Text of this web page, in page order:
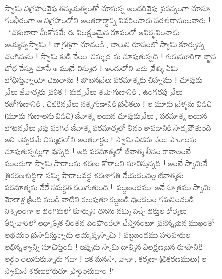
స్వామి విగ్రహంవైపు తన్మయత్వంతో చూస్తున్న అందరివైపు ప్రసన్నంగా చూస్తూ
గంభీరంగా ఆ విగ్రహంలోని అంతరార్థాన్ని వివరించారు పరశురాములవారు !
‘‘భక్తులారా మీకోసమే ఈ విలక్షణమైన రూపంలో ఆవిర్భవించాడు
అయ్యప్పస్వామి ! జాగ్రత్తగా చూడండి , బాలుని రూపంలో స్వామి కూర్చున్న
భంగిమను ! స్వామి కుడి చేయి ‘చిన్ముద్ర’ ను చూపుతున్నది ! గురుమూర్తిగా జ్ఞాన
బోధ చేస్తూ చూపే ఆ ముద్రే చిన్ముద్ర ! అందులోని ఐదు వ్రేళ్ళు ఏమి
బోధిస్తున్నాయో చెబుతాను ! బొటనవ్రేలు పరమాత్మకు చిహ్నము ! చూపుడు
వ్రేలు జీవాత్మకు ప్రతీక ! మధ్యవ్రేలు తమోగుణానికి , ఉంగరపు వ్రేలు
రజోగుణానికి , చిటికినవ్రేలు సత్వగుణానికి ప్రతీకలు ! ఆ మూడు వ్రేళ్ళను విడిచి
(మూడు గుణాలను విడిచి) జీవాత్మ అయిన చూపుడువ్రేలు , పరమాత్మ అయిన
బొటనవ్రేలు వైపు వంగితే జీవాత్మ పరమాత్మలో లీనం కావడానికి సాధ్యవౌతుంది
అని చెప్పడమే చిన్ముద్రలోని అంతరార్థం ! స్వామి ఎడమ చేయి పాదాలను
చూపుతున్నట్లుగా వున్నది ! అది పరమాత్మలో జీవాత్మ లీనం కావాలంటే
ముందుగా స్వామి పాదాలను శరణు కోరాలని సూచిస్తున్నది ! అంటే స్వామినే
త్రికరణశుద్ధిగా నమ్మి పాదాలవద్ద శరణాగతి చేయడంవల్ల జీవాత్మకు
పరమాత్మను చేరే సమర్థత కలుగుతుంది ! ‘పట్టబంధము’ అనే సూత్రము స్వామి
మోకాళ్ల క్రింది నుండి వాటిని కలుపుతూ కట్టబడి వుండటం గమనించండి.
నిశ్చలంగా ఆ భంగిమలో కూర్చుని తనను నమ్మి వచ్చే భక్తుల కోర్కెలు
తీర్చివారిలో ఆధ్యాత్మిక చింతన పెంపొందేలా చేస్తానంటూ ప్రసన్నమైన ముఖంతో
అభయం ప్రసాదిస్తున్నాడు అయ్యప్పస్వామి ! పట్టబంధము హరిహరుల
అభిన్నత్వాన్ని సూచిస్తుంది ! ఇప్పుడు స్వామి దాల్చిన విలక్షణమైన రూపానికి
అర్థం తెలుసుకున్నారు గదా ! ఇక మనసా, వాచా, కర్మణా (త్రికరణములు) ఆ
స్వామినే శరణుకోరుతూ ప్రార్థించుదాం !’’